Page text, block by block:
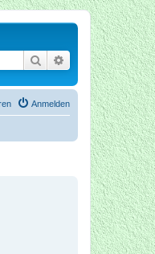
Suche Erweiterte Suche
Anmelden